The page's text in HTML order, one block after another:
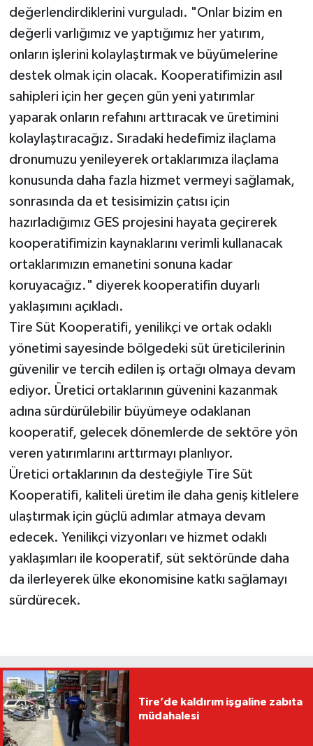
değerlendirdiklerini vurguladı. "Onlar bizim en
değerli varlığımız ve yaptığımız her yatırım,
onların işlerini kolaylaştırmak ve büyümelerine
destek olmak için olacak. Kooperatifimizin asıl
sahipleri için her geçen gün yeni yatırımlar
yaparak onların refahını arttıracak ve üretimini
kolaylaştıracağız. Sıradaki hedefimiz ilaçlama
dronumuzu yenileyerek ortaklarımıza ilaçlama
konusunda daha fazla hizmet vermeyi sağlamak,
sonrasında da et tesisimizin çatısı için
hazırladığımız GES projesini hayata geçirerek
kooperatifimizin kaynaklarını verimli kullanacak
ortaklarımızın emanetini sonuna kadar
koruyacağız." diyerek kooperatifin duyarlı
yaklaşımını açıkladı.
Tire Süt Kooperatifi, yenilikçi ve ortak odaklı
yönetimi sayesinde bölgedeki süt üreticilerinin
güvenilir ve tercih edilen iş ortağı olmaya devam
ediyor. Üretici ortaklarının güvenini kazanmak
adına sürdürülebilir büyümeye odaklanan
kooperatif, gelecek dönemlerde de sektöre yön
veren yatırımlarını arttırmayı planlıyor.
Üretici ortaklarının da desteğiyle Tire Süt
Kooperatifi, kaliteli üretim ile daha geniş kitlelere
ulaştırmak için güçlü adımlar atmaya devam
edecek. Yenilikçi vizyonları ve hizmet odaklı
yaklaşımları ile kooperatif, süt sektöründe daha
da ilerleyerek ülke ekonomisine katkı sağlamayı
sürdürecek.
Tire’de kaldırım işgaline zabıta
müdahalesi